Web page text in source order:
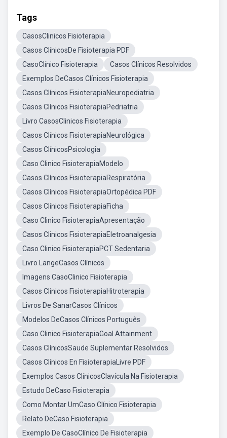
Tags
CasosClinicos Fisioterapia
Casos ClínicosDe Fisioterapia PDF
CasoClínico Fisioterapia
Casos Clínicos Resolvidos
Exemplos DeCasos Clínicos Fisioterapia
Casos Clínicos FisioterapiaNeuropediatria
Casos Clínicos FisioterapiaPedriatria
Livro CasosClinicos Fisioterapia
Casos Clínicos FisioterapiaNeurológica
Casos ClínicosPsicologia
Caso Clinico FisioterapiaModelo
Casos Clínicos FisioterapiaRespiratória
Casos Clínicos FisioterapiaOrtopédica PDF
Casos Clínicos FisioterapiaFicha
Caso Clinico FisioterapiaApresentação
Casos Clinicos FisioterapiaEletroanalgesia
Caso Clinico FisioterapiaPCT Sedentaria
Livro LangeCasos Clínicos
Imagens CasoClinico Fisioterapia
Casos Clinicos FisioterapiaHitroterapia
Livros De SanarCasos Clínicos
Modelos DeCasos Clínicos Português
Caso Clinico FisioterapiaGoal Attainment
Casos ClínicosSaude Suplementar Resolvidos
Casos Clínicos En FisioterapiaLivre PDF
Exemplos Casos ClínicosClavícula Na Fisioterapia
Estudo DeCaso Fisioterapia
Como Montar UmCaso Clínico Fisioterapia
Relato DeCaso Fisioterapia
Exemplo De CasoClínico De Fisioterapia